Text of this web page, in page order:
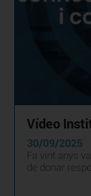
Vídeo
30/09/2025
Fa vint anys
de donar